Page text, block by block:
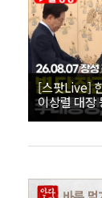
[스팟Live]
이상렬 대장
직접 수여｜